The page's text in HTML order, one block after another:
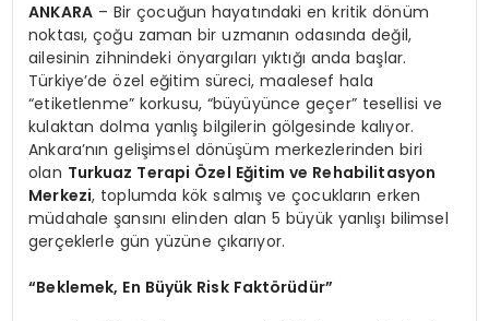
ANKARA – Bir çocuğun hayatındaki en kritik dönüm
noktası, çoğu zaman bir uzmanın odasında değil,
ailesinin zihnindeki önyargıları yıktığı anda başlar.
Türkiye’de özel eğitim süreci, maalesef hala
“etiketlenme” korkusu, “büyüyünce geçer” tesellisi ve
kulaktan dolma yanlış bilgilerin gölgesinde kalıyor.
Ankara’nın gelişimsel dönüşüm merkezlerinden biri
olan Turkuaz Terapi Özel Eğitim ve Rehabilitasyon
Merkezi, toplumda kök salmış ve çocukların erken
müdahale şansını elinden alan 5 büyük yanlışı bilimsel
gerçeklerle gün yüzüne çıkarıyor.
“Beklemek, En Büyük Risk Faktörüdür”